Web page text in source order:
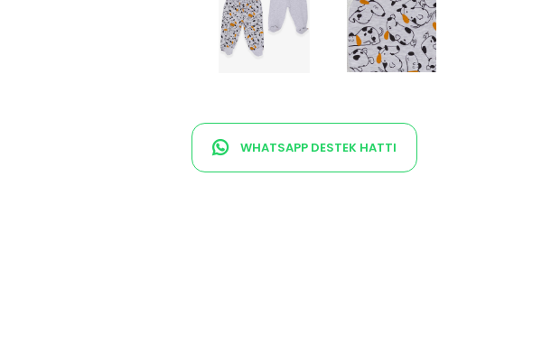
WHATSAPP DESTEK HATTI